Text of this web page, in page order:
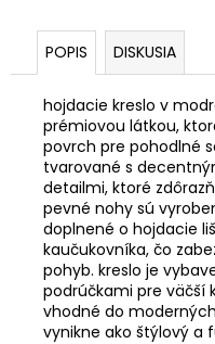
POPIS DISKUSIA
hojdacie kreslo v
prémiovou látkou,
povrch pre pohodlné
tvarované s
detailmi, ktoré
pevné nohy sú
doplnené o hojdacie
kaučukovníka, čo
pohyb. kreslo je
podrúčkami pre väčší
vhodné do
vynikne ako štýlový a